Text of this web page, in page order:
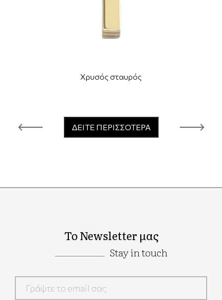
Χρυσός σταυρός
ΔΕΙΤΕ ΠΕΡΙΣΣΟΤΕΡΑ
Το Newsletter μας
Stay in touch